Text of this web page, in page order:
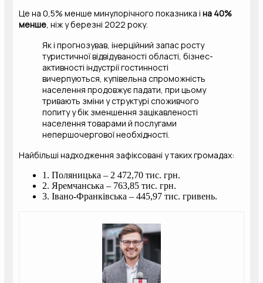
Це на 0,5% менше минулорічного показника іна 40%
менше , ніж у березні 2022 року.
Як і прогнозував, інерційний запас росту
туристичної відвідуваності області, бізнес-
активності індустрії гостинності
вичерпуються, купівельна спроможність
населення продовжує падати, при цьому
тривають зміни у структурі споживчого
попиту у бік зменшення зацікавленості
населення товарами й послугами
непершочергової необхідності.
Найбільші надходження зафіксовані у таких громадах:
1. Поляницька – 2 472,70 тис. грн.
2. Яремчанська – 763,85 тис. грн.
3. Івано-Франківська – 445,97 тис. гривень.